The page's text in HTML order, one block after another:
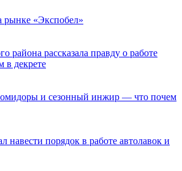
рынке «Экспобел»
района рассказала правду о работе
в декрете
и сезонный инжир — что почем
навести порядок в работе автолавок и